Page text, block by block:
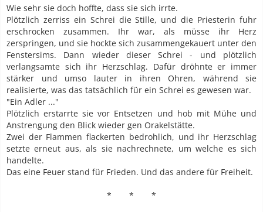
Wie sehr sie doch hoffte, dass sie sich irrte.
Plötzlich zerriss ein Schrei die Stille, und die Priesterin fuhr
erschrocken zusammen. Ihr war, als müsse ihr Herz
zerspringen, und sie hockte sich zusammengekauert unter den
Fenstersims. Dann wieder dieser Schrei - und plötzlich
verlangsamte sich ihr Herzschlag. Dafür dröhnte er immer
stärker und umso lauter in ihren Ohren, während sie
realisierte, was das tatsächlich für ein Schrei es gewesen war.
"Ein Adler ..."
Plötzlich erstarrte sie vor Entsetzen und hob mit Mühe und
Anstrengung den Blick wieder gen Orakelstätte.
Zwei der Flammen flackerten bedrohlich, und ihr Herzschlag
setzte erneut aus, als sie nachrechnete, um welche es sich
handelte.
Das eine Feuer stand für Frieden. Und das andere für Freiheit.
* * *